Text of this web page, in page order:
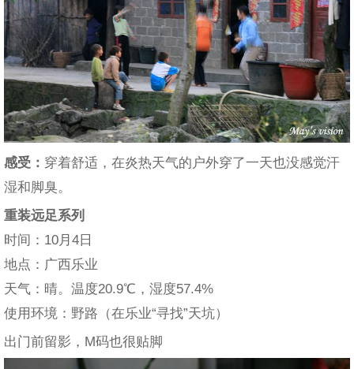
感受： 穿着舒适，在炎热天气的户外穿了一天也没感觉汗
湿和脚臭。
重装远足系列
时间：10月4日
地点：广西乐业
天气：晴。温度20.9℃，湿度57.4%
使用环境：野路（在乐业“寻找”天坑）
出门前留影，M码也很贴脚